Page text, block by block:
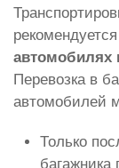
автомобилях
Перевозка в
автомобилей
Только
багажника